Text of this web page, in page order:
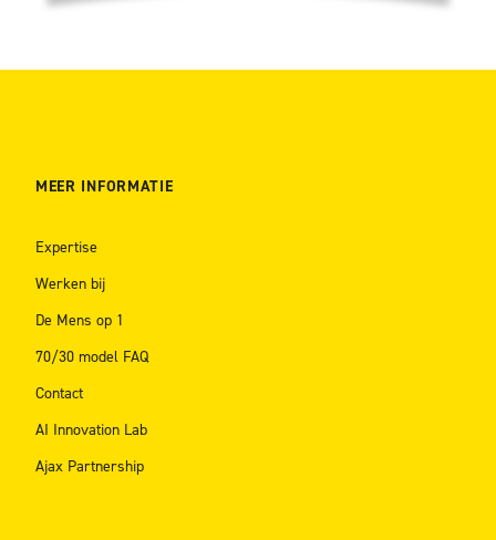
MEER INFORMATIE
Expertise
Werken bij
De Mens op 1
70/30 model FAQ
Contact
AI Innovation Lab
Ajax Partnership